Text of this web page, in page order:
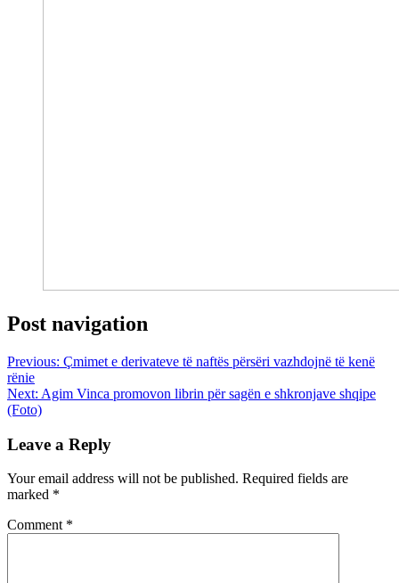
Post navigation
Previous: Çmimet e derivateve të naftës përsëri vazhdojnë të kenë
rënie
Next: Agim Vinca promovon librin për sagën e shkronjave shqipe
(Foto)
Leave a Reply
Your email address will not be published. Required fields are
marked *
Comment *